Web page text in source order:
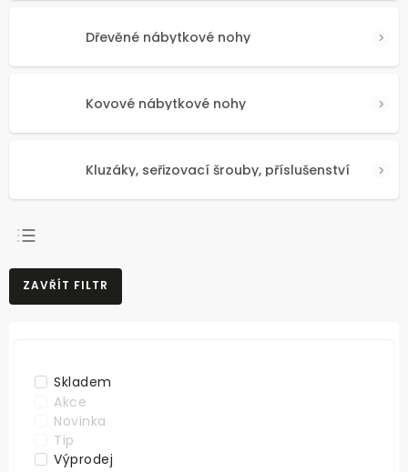
Dřevěné nábytkové nohy
Kovové nábytkové nohy
Kluzáky, seřizovací šrouby, příslušenství
NEJPRODÁVANĚJŠÍ
NEJLEVNĚJŠÍ
ZAVŘÍT FILTR
Skladem
Akce
Novinka
Tip
Výprodej